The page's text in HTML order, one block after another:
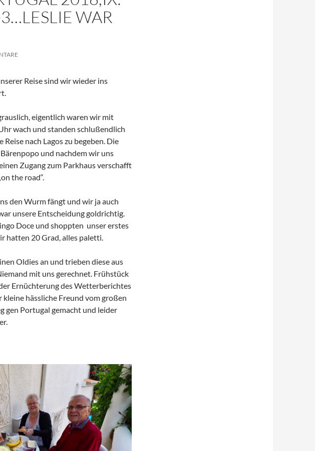
WAR
Reise sind wir wieder ins
eigentlich waren wir mit
wach und standen schlußendlich
nach Lagos zu begeben. Die
und nachdem wir uns
Zugang zum Parkhaus verschafft
the road“.
den Wurm fängt und wir ja auch
unsere Entscheidung goldrichtig.
Doce und shoppten unser erstes
hatten 20 Grad, alles paletti.
Oldies an und trieben diese aus
mit uns gerechnet. Frühstück
Ernüchterung des Wetterberichtes
kleine hässliche Freund vom großen
gen Portugal gemacht und leider